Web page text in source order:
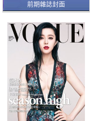
前期雜誌封面